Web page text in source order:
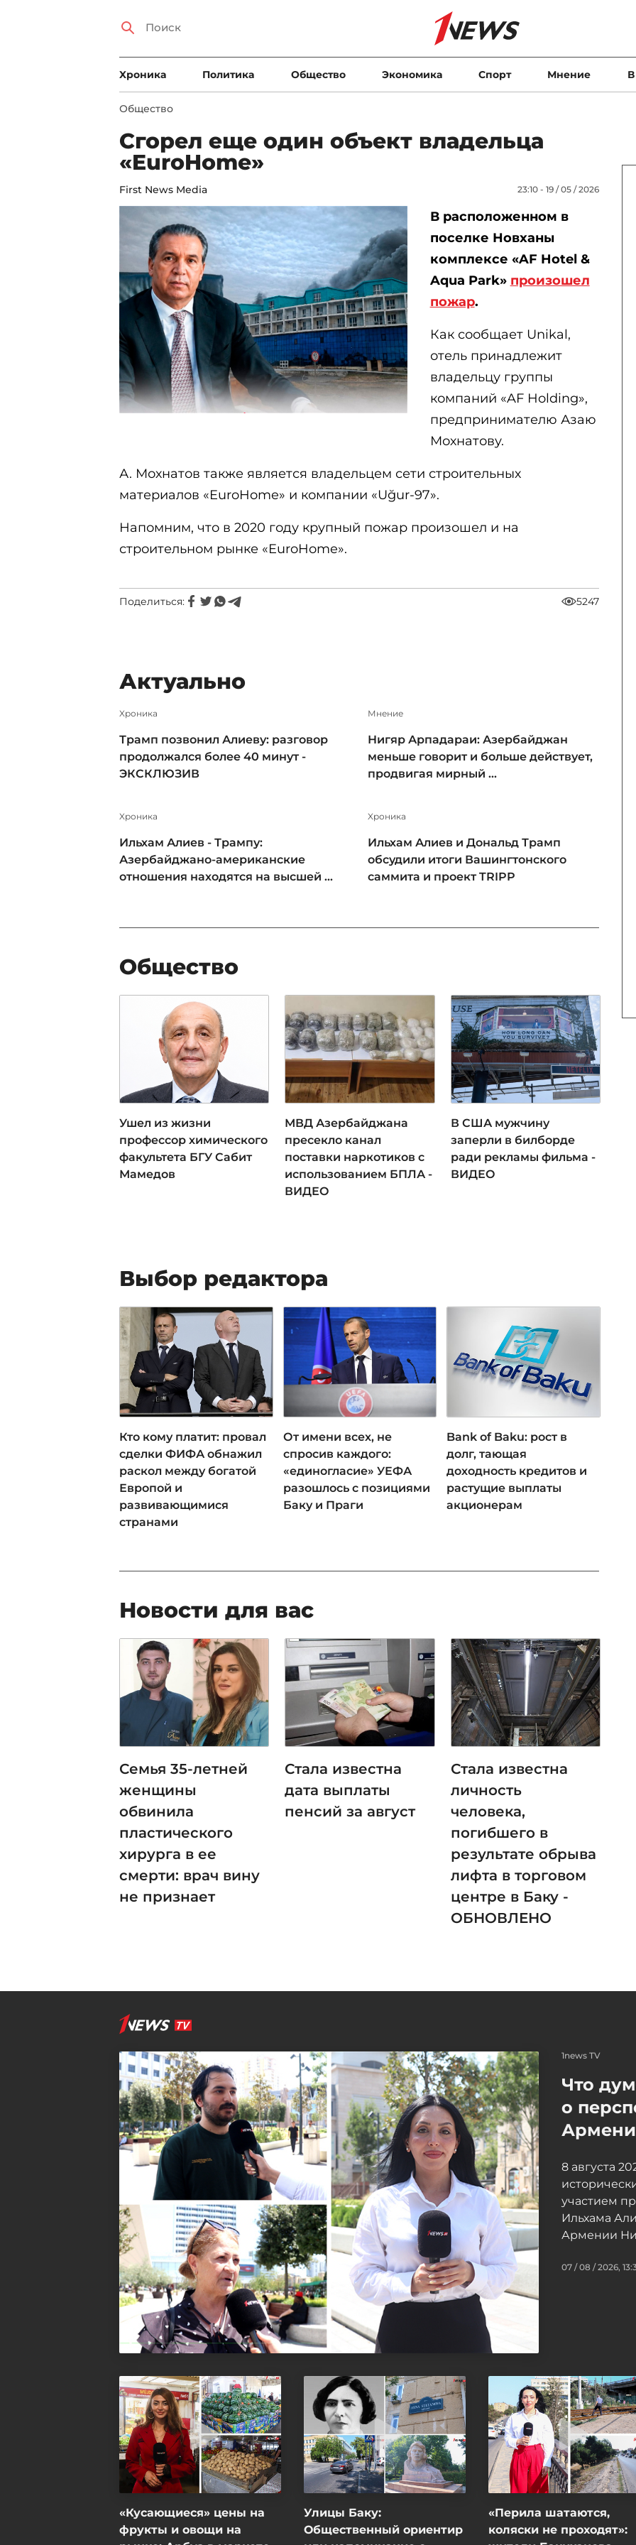
Xроника Политика Общество Экономика Спорт Мнение
Общество
Сгорел еще один объект владельца
«EuroHome»
First News Media 23:10 - 19 / 05 / 2026
В расположенном в
поселке Новханы
комплексе «AF Hotel &
Aqua Park» произошел
пожар.
Как сообщает Unikal,
отель принадлежит
владельцу группы
компаний «AF Holding»,
предпринимателю Азаю
Мохнатову.
А. Мохнатов также является владельцем сети строительных
материалов «EuroHome» и компании «Uğur-97».
Напомним, что в 2020 году крупный пожар произошел и на
строительном рынке «EuroHome».
Поделиться: 5247
Актуально
Xроника
Трамп позвонил Алиеву: разговор
продолжался более 40 минут -
ЭКСКЛЮЗИВ
Мнение
Нигяр Арпадараи: Азербайджан
меньше говорит и больше действует,
продвигая мирный ...
Xроника
Ильхам Алиев - Трампу:
Азербайджано-американские
отношения находятся на высшей ...
Xроника
Ильхам Алиев и Дональд Трамп
обсудили итоги Вашингтонского
саммита и проект TRIPP
Общество
Ушел из жизни
профессор химического
факультета БГУ Сабит
Мамедов
МВД Азербайджана
пресекло канал
поставки наркотиков с
использованием БПЛА -
ВИДЕО
В США мужчину
заперли в билборде
ради рекламы фильма -
ВИДЕО
Выбор редактора
Кто кому платит: провал
сделки ФИФА обнажил
раскол между богатой
Европой и
развивающимися
странами
От имени всех, не
спросив каждого:
«единогласие» УЕФА
разошлось с позициями
Баку и Праги
Bank of Baku: рост в
долг, тающая
доходность кредитов и
растущие выплаты
акционерам
Новости для вас
Семья 35-летней
женщины
обвинила
пластического
хирурга в ее
смерти: врач вину
не признает
Стала известна
дата выплаты
пенсий за август
Стала известна
личность
человека,
погибшего в
результате обрыва
лифта в торговом
центре в Баку -
ОБНОВЛЕНО
1news TV
Что
о
8 августа
участием
Ильхама
Армении
07 / 08 / 2026,
«Кусающиеся» цены на
фрукты и овощи на
Улицы Баку:
Общественный ориентир
«Перила шатаются,
коляски не проходят»: